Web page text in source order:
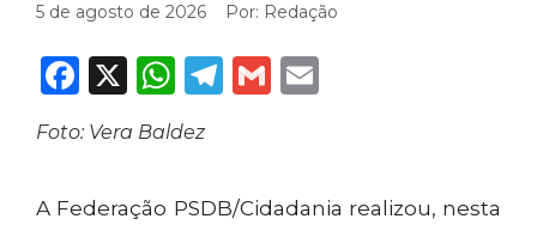
5 de agosto de 2026 Por: Redação
Facebook
X WhatsApp
Telegram
Gmail
Foto: Vera Baldez
A Federação PSDB/Cidadania realizou, nesta